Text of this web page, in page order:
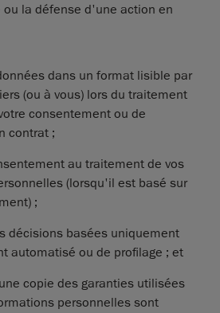
ou la défense d'une action en
dans un format lisible par
(ou à vous) lors du traitement
consentement ou de
contrat ;
au traitement de vos
(lorsqu'il est basé sur
;
décisions basées uniquement
automatisé ou de profilage ; et
copie des garanties utilisées
personnelles sont